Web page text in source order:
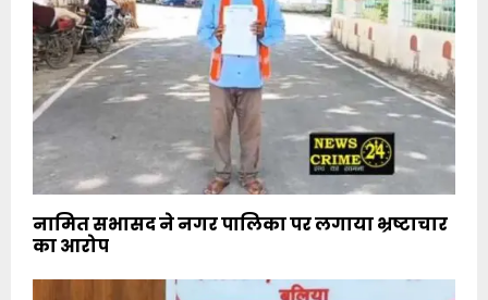
नामित सभासद ने नगर पालिका पर लगाया भ्रष्टाचार
का आरोप